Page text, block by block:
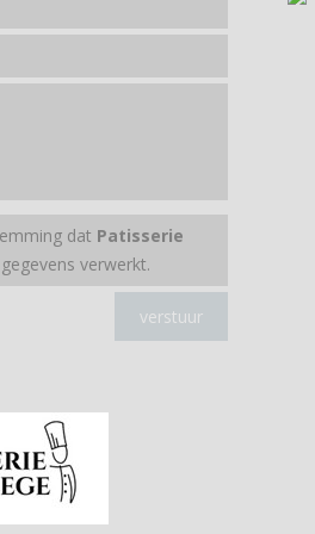
dat Patisserie
verwerkt.